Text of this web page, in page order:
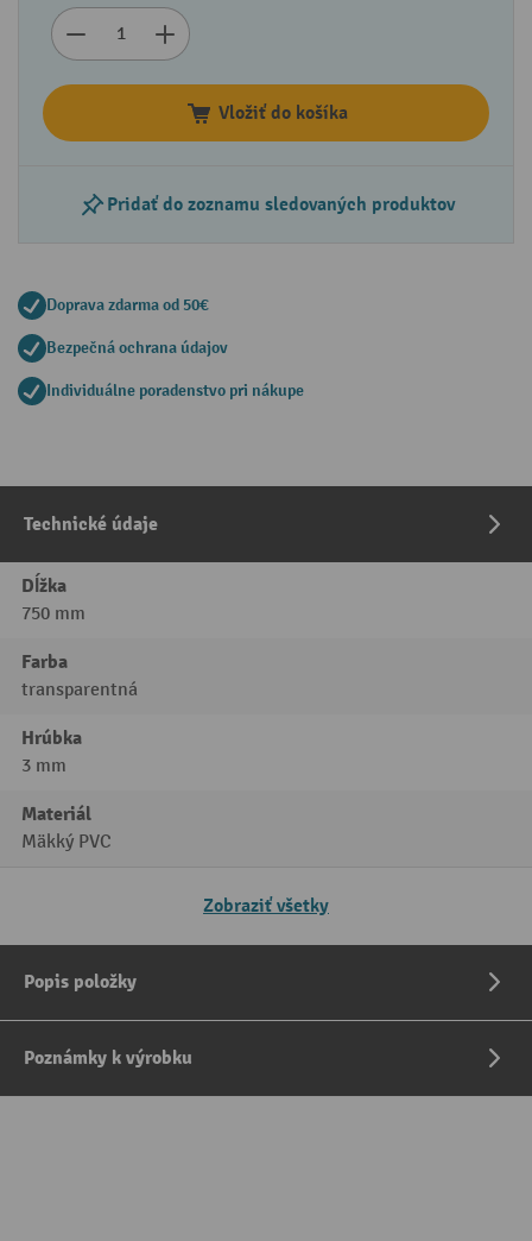
Vložiť do košíka
Pridať do zoznamu sledovaných produktov
Doprava zdarma od 50€
Bezpečná ochrana údajov
Individuálne poradenstvo pri nákupe
Technické údaje
Dĺžka
750 mm
Farba
transparentná
Hrúbka
3 mm
Materiál
Mäkký PVC
Zobraziť všetky
Popis položky
Poznámky k výrobku